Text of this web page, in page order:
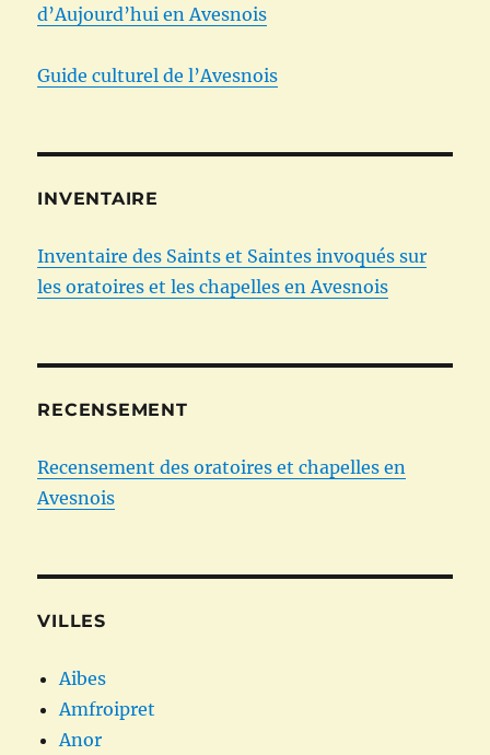
d’Aujourd’hui en Avesnois
Guide culturel de l’Avesnois
INVENTAIRE
Inventaire des Saints et Saintes invoqués sur
les oratoires et les chapelles en Avesnois
RECENSEMENT
Recensement des oratoires et chapelles en
Avesnois
VILLES
Aibes
Amfroipret
Anor